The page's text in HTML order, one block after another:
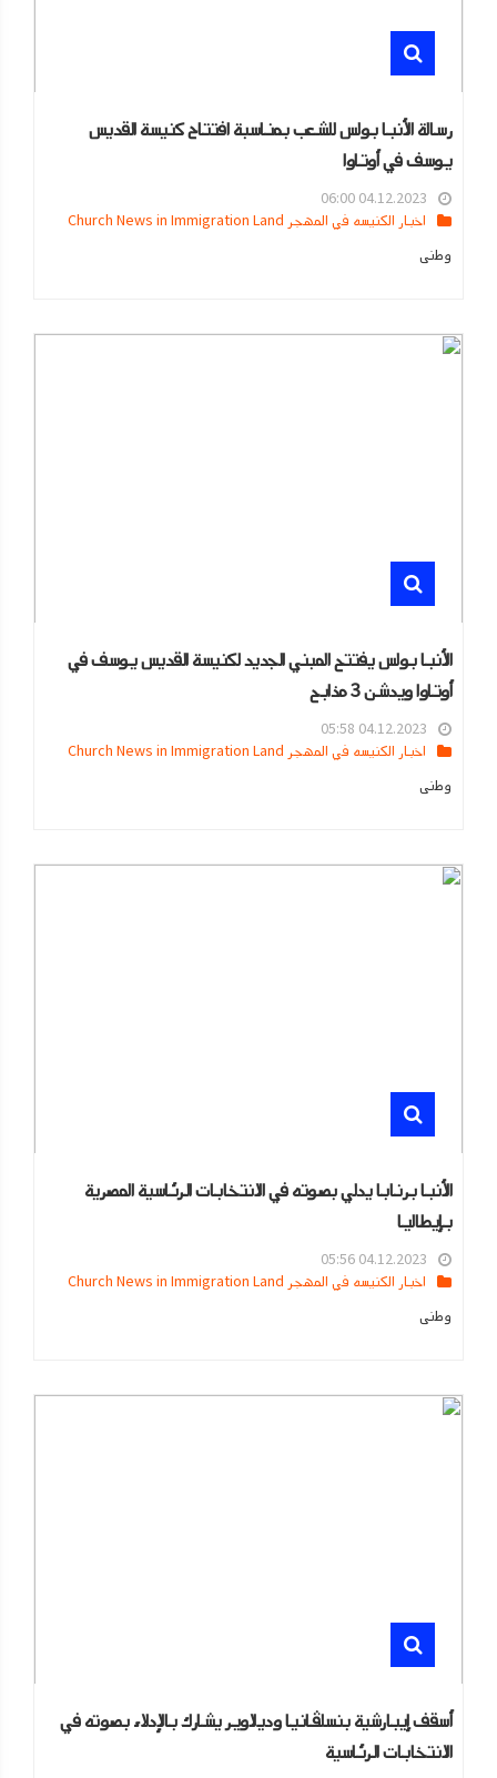
رسالة الأنبا بولس للشعب بمناسبة افتتاح كنيسة القديس
يوسف في أوتاوا
04.12.2023 06:00
اخبار الكنيسه في المهجر Church News in Immigration Land
وطنى
الأنبا بولس يفتتح المبني الجديد لكنيسة القديس يوسف في
أوتاوا ويدشن 3 مذابح
04.12.2023 05:58
اخبار الكنيسه في المهجر Church News in Immigration Land
وطنى
الأنبا برنابا يدلي بصوته في الانتخابات الرئاسية المصرية
بإيطاليا
04.12.2023 05:56
اخبار الكنيسه في المهجر Church News in Immigration Land
وطنى
أسقف إيبارشية بنسلڤانيا وديلاوير يشارك بالإدلاء بصوته في
الانتخابات الرئاسية